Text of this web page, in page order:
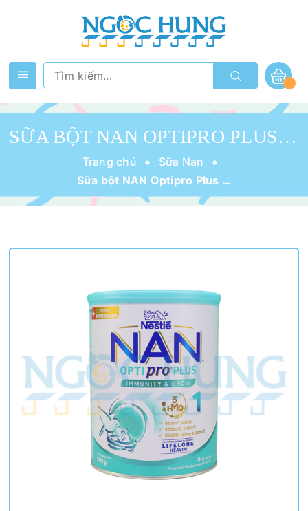
SỮA BỘT NAN OPTIPRO PLUS 1 800G
Trang chủ
Sữa Nan
Sữa bột NAN Optipro Plus 1 800g